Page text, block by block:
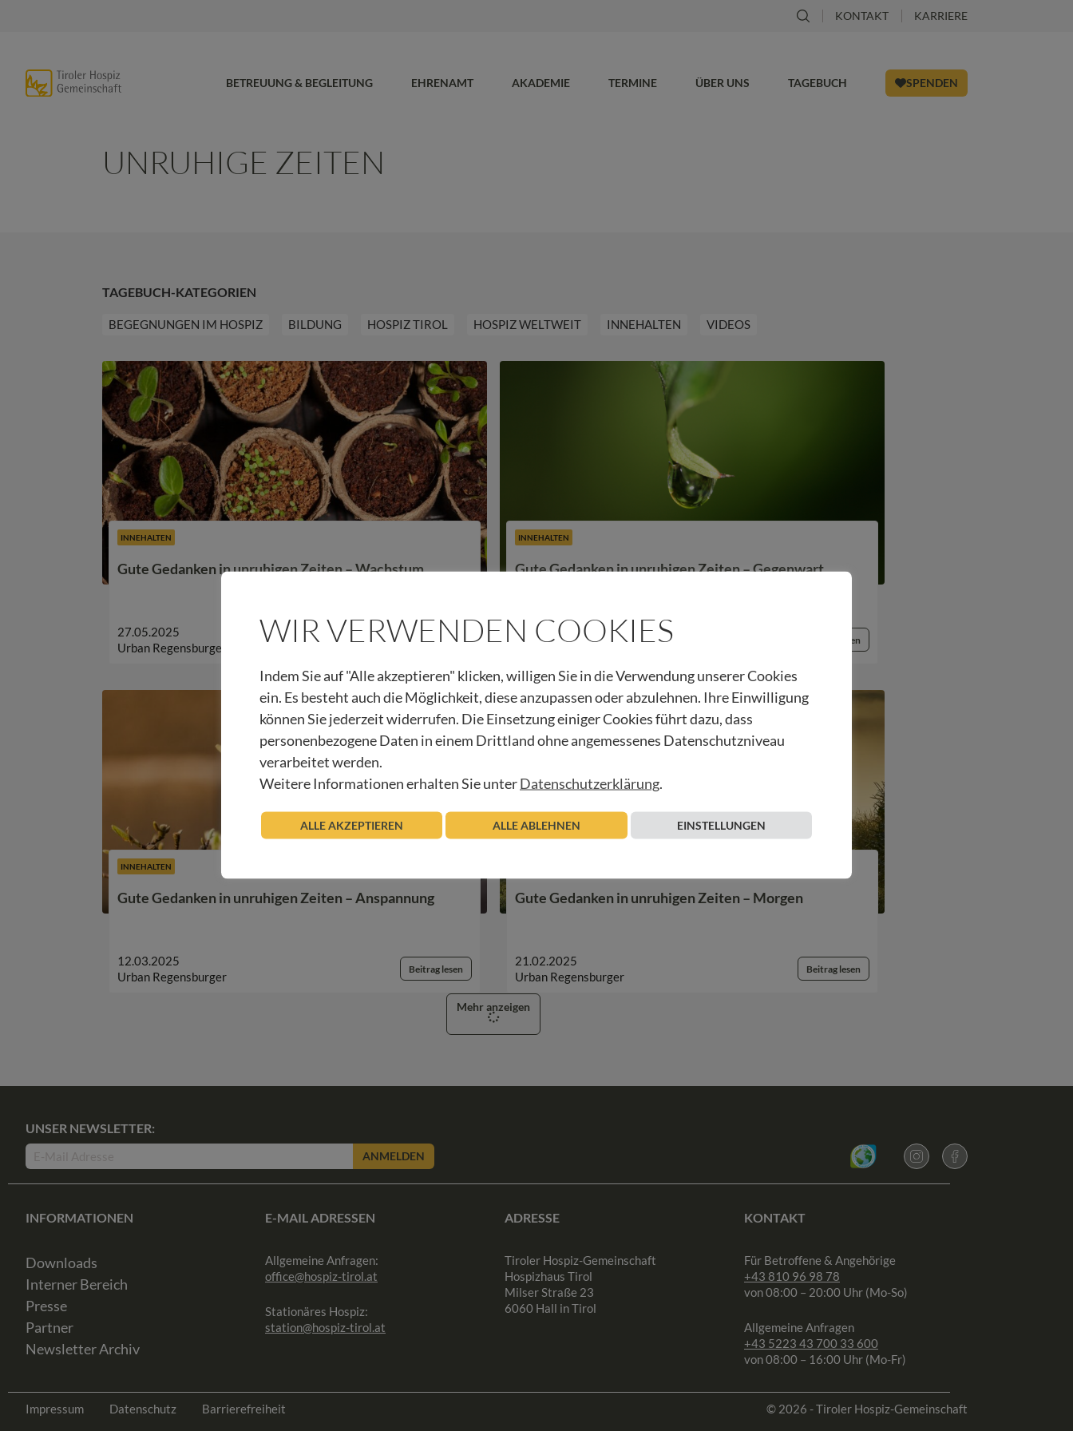
KONTAKT KARRIERE
BETREUUNG & BEGLEITUNG EHRENAMT AKADEMIE TERMINE ÜBER UNS TAGEBUCH SPENDEN
UNRUHIGE ZEITEN
TAGEBUCH-KATEGORIEN
BEGEGNUNGEN IM HOSPIZ BILDUNG HOSPIZ TIROL HOSPIZ WELTWEIT INNEHALTEN VIDEOS
INNEHALTEN
Gute Gedanken in unruhigen Zeiten – Wachstum
27.05.2025
Urban Regensburger
Beitrag lesen
INNEHALTEN
Gute Gedanken in unruhigen Zeiten – Gegenwart
23.04.2025
Beitrag lesen
INNEHALTEN
Gute Gedanken in unruhigen Zeiten – Anspannung
12.03.2025
Urban Regensburger
Beitrag lesen
Gute Gedanken in unruhigen Zeiten – Morgen
21.02.2025
Urban Regensburger
Beitrag lesen
Mehr anzeigen
UNSER NEWSLETTER:
ANMELDEN
INFORMATIONEN
Downloads
Interner Bereich
Presse
Partner
Newsletter Archiv
E-MAIL ADRESSEN
Allgemeine Anfragen:
office@hospiz-tirol.at
Stationäres Hospiz:
station@hospiz-tirol.at
ADRESSE
Tiroler Hospiz-Gemeinschaft
Hospizhaus Tirol
Milser Straße 23
6060 Hall in Tirol
KONTAKT
Für Betroffene & Angehörige
+43 810 96 98 78
von 08:00 – 20:00 Uhr (Mo-So)
Allgemeine Anfragen
+43 5223 43 700 33 600
von 08:00 – 16:00 Uhr (Mo-Fr)
Impressum Datenschutz Barrierefreiheit © 2026 - Tiroler Hospiz-Gemeinschaft
WIR VERWENDEN COOKIES
Indem Sie auf "Alle akzeptieren" klicken, willigen Sie in die Verwendung unserer Cookies
ein. Es besteht auch die Möglichkeit, diese anzupassen oder abzulehnen. Ihre Einwilligung
können Sie jederzeit widerrufen. Die Einsetzung einiger Cookies führt dazu, dass
personenbezogene Daten in einem Drittland ohne angemessenes Datenschutzniveau
verarbeitet werden.
Weitere Informationen erhalten Sie unterDatenschutzerklärung.
ALLE AKZEPTIEREN ALLE ABLEHNEN EINSTELLUNGEN